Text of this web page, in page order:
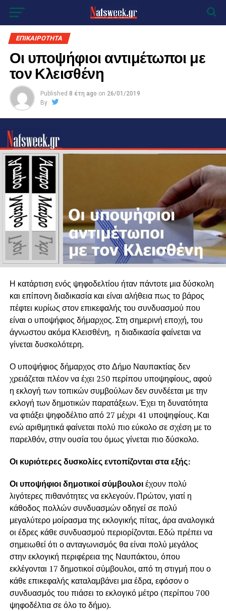
ΕΠΙΚΑΙΡΟΤΗΤΑ
Οι υποψήφιοι αντιμέτωποι με
τον Κλεισθένη
Published 8 έτη ago on 26/01/2019
By
Η κατάρτιση ενός ψηφοδελτίου ήταν πάντοτε μια δύσκολη
και επίπονη διαδικασία και είναι αλήθεια πως το βάρος
πέφτει κυρίως στον επικεφαλής του συνδυασμού που
είναι ο υποψήφιος δήμαρχος. Στη σημερινή εποχή, του
άγνωστου ακόμα Κλεισθένη, η διαδικασία φαίνεται να
γίνεται δυσκολότερη.
Ο υποψήφιος δήμαρχος στο Δήμο Ναυπακτίας δεν
χρειάζεται πλέον να έχει 250 περίπου υποψηφίους, αφού
η εκλογή των τοπικών συμβούλων δεν συνδέεται με την
εκλογή των δημοτικών παρατάξεων. Έχει τη δυνατότητα
να φτιάξει ψηφοδέλτιο από 27 μέχρι 41 υποψηφίους. Και
ενώ αριθμητικά φαίνεται πολύ πιο εύκολο σε σχέση με το
παρελθόν, στην ουσία του όμως γίνεται πιο δύσκολο.
Οι κυριότερες δυσκολίες εντοπίζονται στα εξής:
Οι υποψήφιοι δημοτικοί σύμβουλοιέχουν πολύ
λιγότερες πιθανότητες να εκλεγούν. Πρώτον, γιατί η
κάθοδος πολλών συνδυασμών οδηγεί σε πολύ
μεγαλύτερο μοίρασμα της εκλογικής πίτας, άρα αναλογικά
οι έδρες κάθε συνδυασμού περιορίζονται. Εδώ πρέπει να
σημειωθεί ότι ο ανταγωνισμός θα είναι πολύ μεγάλος
στην εκλογική περιφέρεια της Ναυπάκτου, όπου
εκλέγονται 17 δημοτικοί σύμβουλοι, από τη στιγμή που ο
κάθε επικεφαλής καταλαμβάνει μια έδρα, εφόσον ο
συνδυασμός του πιάσει το εκλογικό μέτρο (περίπου 700
ψηφοδέλτια σε όλο το δήμο).